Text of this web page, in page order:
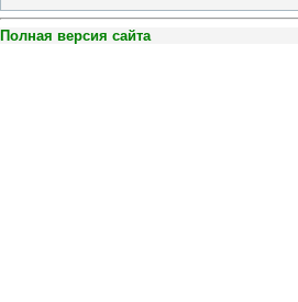
Полная версия сайта